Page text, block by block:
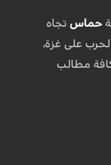
حماس تجاه
على غزة،
مطالب